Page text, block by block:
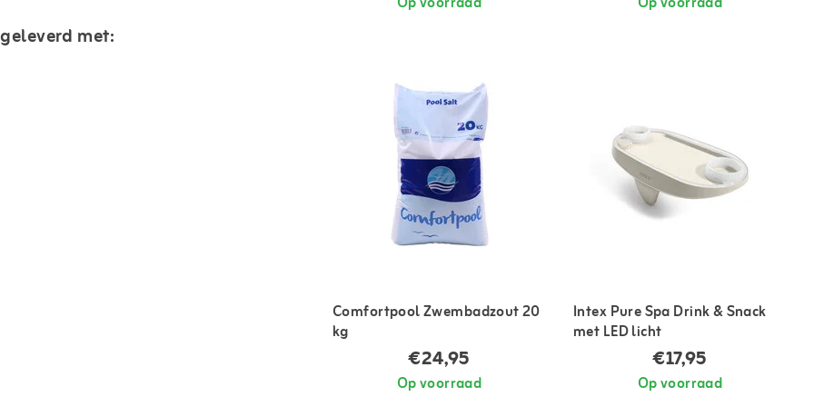
met:
Comfortpool Zwembadzout 20
kg
€24,95
Op voorraad
Intex Pure Spa Drink & Snack
met LED licht
€17,95
Op voorraad